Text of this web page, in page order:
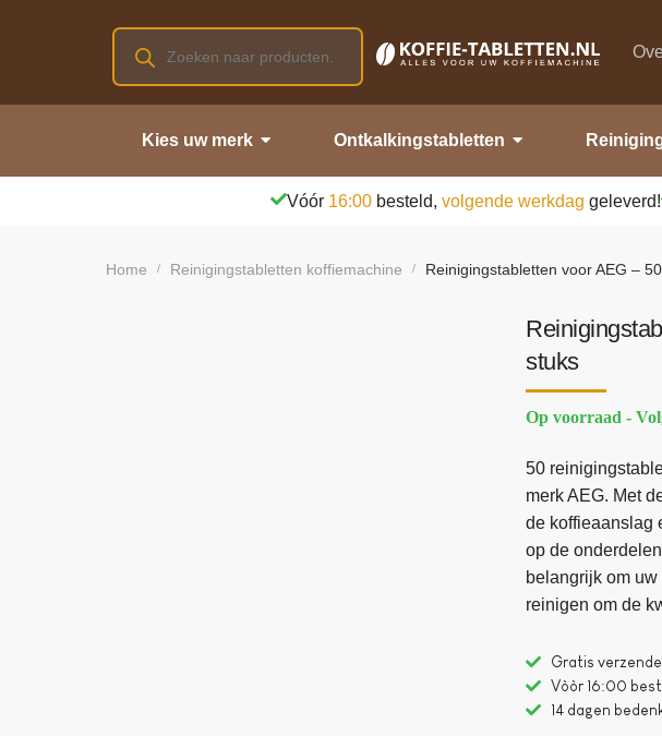
Kies uw merk Ontkalkingstabletten
Vóór 16:00 besteld, volgende werkdag geleverd!
Home / Reinigingstabletten koffiemachine / Reinigingstabletten voor AEG –
stuks
Op voorraad -
50
merk AEG. Met
de koffieaanslag
op de
belangrijk om
reinigen om de
Gratis
Vòòr 16:00
14 dagen